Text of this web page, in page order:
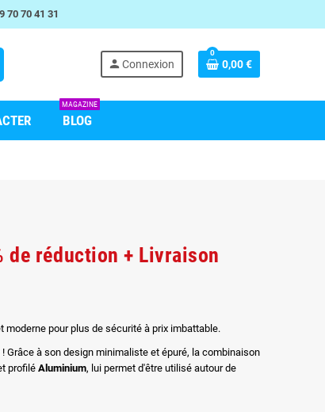
70 70 41 31
person Connexion
0
0,00 €
BLOG
MAGAZINE
de réduction + Livraison
pour plus de sécurité à prix imbattable.
Grâce à son design minimaliste et épuré, la combinaison
profiléAluminium, lui permet d'être utilisé autour de